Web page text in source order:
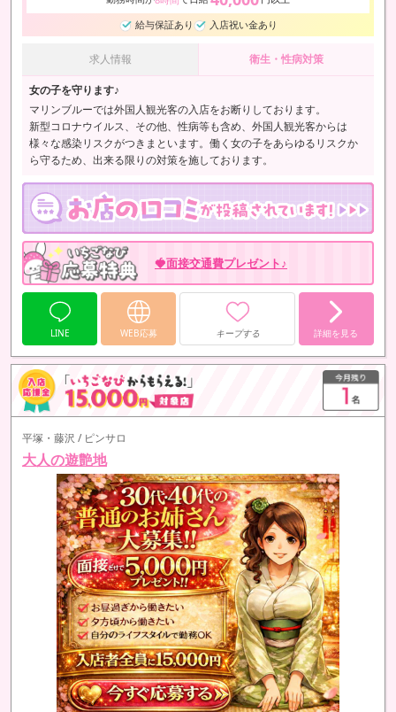
給与保証あり
入店祝い金あり
求人情報 衛生・性病対策
女の子を守ります♪
マリンブルーでは外国人観光客の入店をお断りしております。
新型コロナウイルス、その他、性病等も含め、外国人観光客からは
様々な感染リスクがつきまといます。働く女の子をあらゆるリスクか
ら守るため、出来る限りの対策を施しております。
🍓面接交通費プレゼント♪
LINE WEB応募 キープする 詳細を見る
平塚・藤沢 / ピンサロ
大人の遊艶地